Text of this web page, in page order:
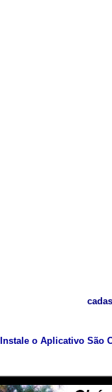
Instale o Aplicativo São